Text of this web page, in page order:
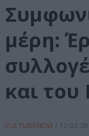
μέρη:
και
CULTURENOW / 12-02-